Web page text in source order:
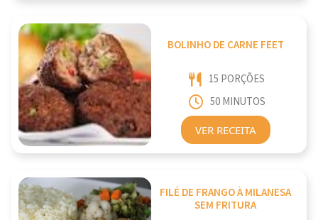
BOLINHO DE CARNE FEET
15 PORÇÕES
50 MINUTOS
VER RECEITA
FILÉ DE FRANGO À MILANESA
SEM FRITURA